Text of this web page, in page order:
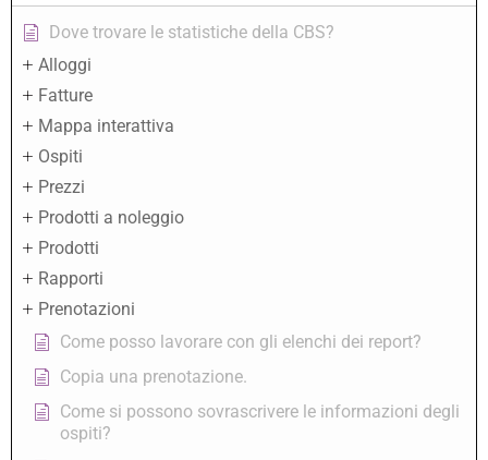
Dove trovare le statistiche della CBS?
Alloggi
Fatture
Mappa interattiva
Ospiti
Prezzi
Prodotti a noleggio
Prodotti
Rapporti
Prenotazioni
Come posso lavorare con gli elenchi dei report?
Copia una prenotazione.
Come si possono sovrascrivere le informazioni degli
ospiti?